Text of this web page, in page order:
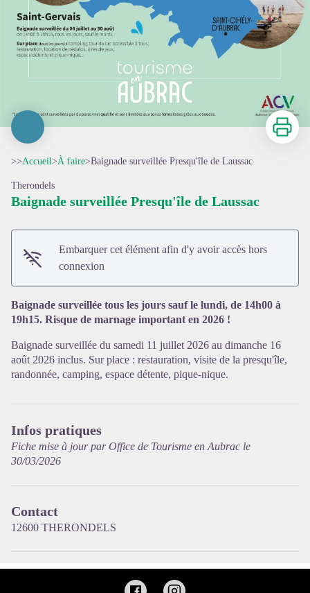
Voir l'image en plein écran
Imprimer
>>Accueil>À faire>Baignade surveillée Presqu'île de Laussac
Therondels
Baignade surveillée Presqu'île de Laussac
Embarquer cet élément afin d'y avoir accès hors
connexion
Baignade surveillée tous les jours sauf le lundi, de 14h00 à
19h15. Risque de marnage important en 2026 !
Baignade surveillée du samedi 11 juillet 2026 au dimanche 16
août 2026 inclus. Sur place : restauration, visite de la presqu'île,
randonnée, camping, espace détente, pique-nique.
Infos pratiques
Fiche mise à jour par Office de Tourisme en Aubrac le
30/03/2026
Contact
12600 THERONDELS